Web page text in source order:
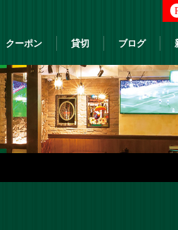
クーポン 貸切 ブログ